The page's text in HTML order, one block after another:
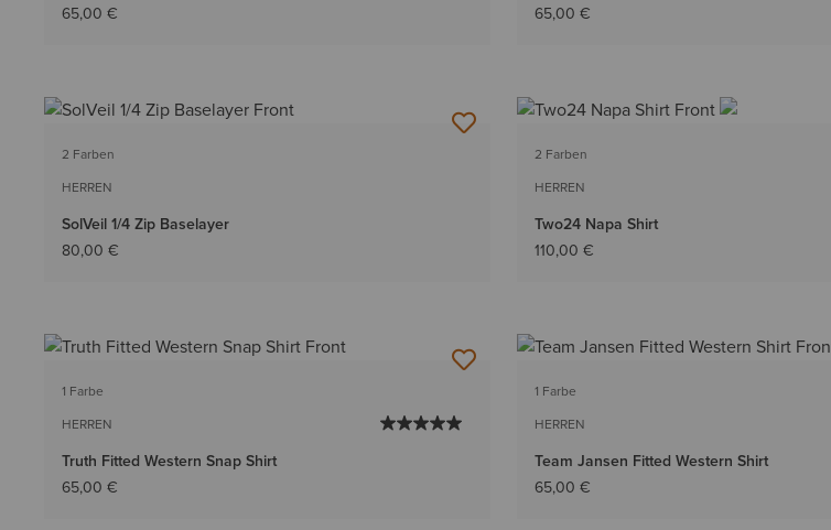
65,00 € 65,00 €
2 Farben
HERREN
SolVeil 1/4 Zip Baselayer
80,00 €
2 Farben
HERREN
Two24 Napa Shirt
110,00 €
1 Farbe
HERREN
Truth Fitted Western Snap Shirt
65,00 €
1 Farbe
HERREN
Team Jansen Fitted Western Shirt
65,00 €